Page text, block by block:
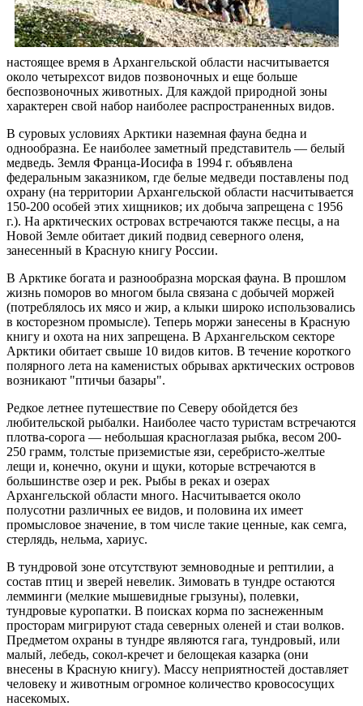
настоящее время в Архангельской области насчитывается
около четырехсот видов позвоночных и еще больше
беспозвоночных животных. Для каждой природной зоны
характерен свой набор наиболее распространенных видов.
В суровых условиях Арктики наземная фауна бедна и
однообразна. Ее наиболее заметный представитель — белый
медведь. Земля Франца-Иосифа в 1994 г. объявлена
федеральным заказником, где белые медведи поставлены под
охрану (на территории Архангельской области насчитывается
150-200 особей этих хищников; их добыча запрещена с 1956
г.). На арктических островах встречаются также песцы, а на
Новой Земле обитает дикий подвид северного оленя,
занесенный в Красную книгу России.
В Арктике богата и разнообразна морская фауна. В прошлом
жизнь поморов во многом была связана с добычей моржей
(потреблялось их мясо и жир, а клыки широко использовались
в косторезном промысле). Теперь моржи занесены в Красную
книгу и охота на них запрещена. В Архангельском секторе
Арктики обитает свыше 10 видов китов. В течение короткого
полярного лета на каменистых обрывах арктических островов
возникают "птичьи базары".
Редкое летнее путешествие по Северу обойдется без
любительской рыбалки. Наиболее часто туристам встречаются
плотва-сорога — небольшая красноглазая рыбка, весом 200-
250 грамм, толстые приземистые язи, серебристо-желтые
лещи и, конечно, окуни и щуки, которые встречаются в
большинстве озер и рек. Рыбы в реках и озерах
Архангельской области много. Насчитывается около
полусотни различных ее видов, и половина их имеет
промысловое значение, в том числе такие ценные, как семга,
стерлядь, нельма, хариус.
В тундровой зоне отсутствуют земноводные и рептилии, а
состав птиц и зверей невелик. Зимовать в тундре остаются
лемминги (мелкие мышевидные грызуны), полевки,
тундровые куропатки. В поисках корма по заснеженным
просторам мигрируют стада северных оленей и стаи волков.
Предметом охраны в тундре являются гага, тундровый, или
малый, лебедь, сокол-кречет и белощекая казарка (они
внесены в Красную книгу). Массу неприятностей доставляет
человеку и животным огромное количество кровососущих
насекомых.